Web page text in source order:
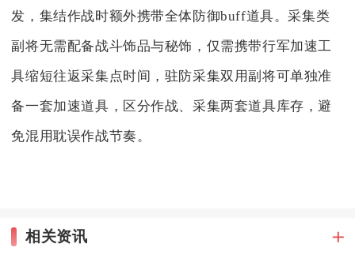
发，集结作战时额外携带全体防御buff道具。采集类
副将无需配备战斗饰品与秘饰，仅需携带行军加速工
具缩短往返采集点时间，驻防采集双用副将可单独准
备一套加速道具，区分作战、采集两套道具库存，避
免混用耽误作战节奏。
相关资讯